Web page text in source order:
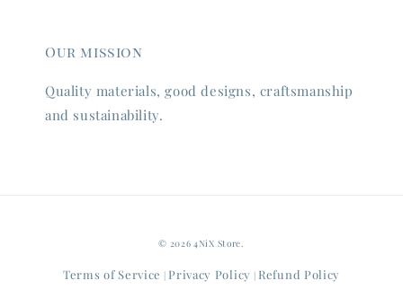
Our mission
Quality materials, good designs, craftsmanship
and sustainability.
© 2026 4NiX Store.
Terms of Service | Privacy Policy | Refund Policy